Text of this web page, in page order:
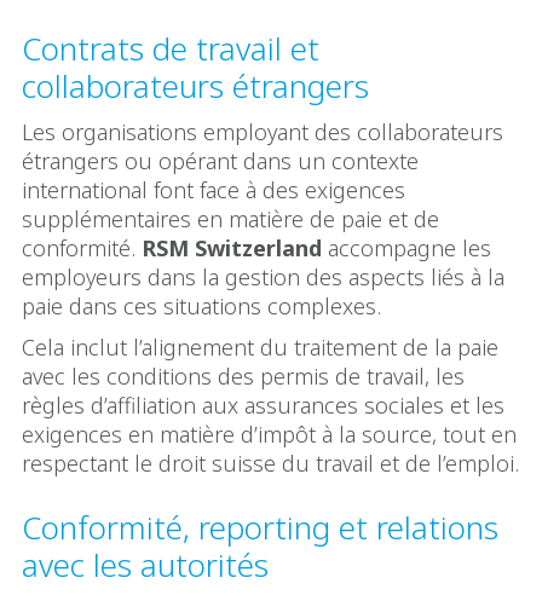
Contrats de travail et
collaborateurs étrangers
Les organisations employant des collaborateurs
étrangers ou opérant dans un contexte
international font face à des exigences
supplémentaires en matière de paie et de
conformité. RSM Switzerland accompagne les
employeurs dans la gestion des aspects liés à la
paie dans ces situations complexes.
Cela inclut l’alignement du traitement de la paie
avec les conditions des permis de travail, les
règles d’affiliation aux assurances sociales et les
exigences en matière d’impôt à la source, tout en
respectant le droit suisse du travail et de l’emploi.
Conformité, reporting et relations
avec les autorités